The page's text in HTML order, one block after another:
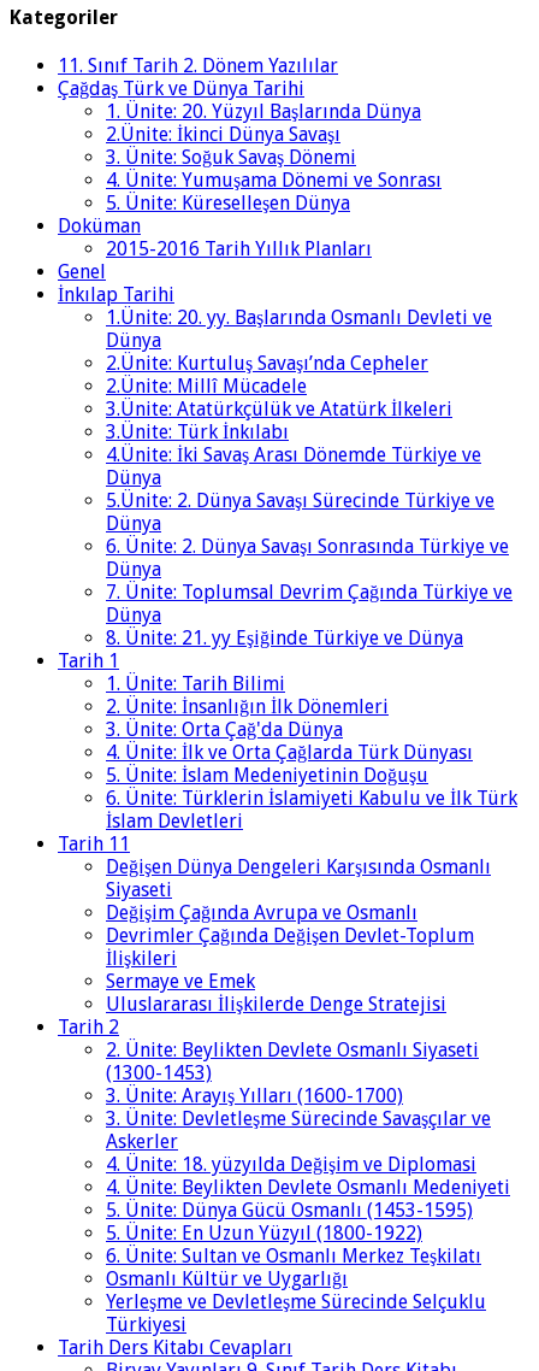
Kategoriler
11. Sınıf Tarih 2. Dönem Yazılılar
Çağdaş Türk ve Dünya Tarihi
1. Ünite: 20. Yüzyıl Başlarında Dünya
2.Ünite: İkinci Dünya Savaşı
3. Ünite: Soğuk Savaş Dönemi
4. Ünite: Yumuşama Dönemi ve Sonrası
5. Ünite: Küreselleşen Dünya
Doküman
2015-2016 Tarih Yıllık Planları
Genel
İnkılap Tarihi
1.Ünite: 20. yy. Başlarında Osmanlı Devleti ve
Dünya
2.Ünite: Kurtuluş Savaşı’nda Cepheler
2.Ünite: Millî Mücadele
3.Ünite: Atatürkçülük ve Atatürk İlkeleri
3.Ünite: Türk İnkılabı
4.Ünite: İki Savaş Arası Dönemde Türkiye ve
Dünya
5.Ünite: 2. Dünya Savaşı Sürecinde Türkiye ve
Dünya
6. Ünite: 2. Dünya Savaşı Sonrasında Türkiye ve
Dünya
7. Ünite: Toplumsal Devrim Çağında Türkiye ve
Dünya
8. Ünite: 21. yy Eşiğinde Türkiye ve Dünya
Tarih 1
1. Ünite: Tarih Bilimi
2. Ünite: İnsanlığın İlk Dönemleri
3. Ünite: Orta Çağ'da Dünya
4. Ünite: İlk ve Orta Çağlarda Türk Dünyası
5. Ünite: İslam Medeniyetinin Doğuşu
6. Ünite: Türklerin İslamiyeti Kabulu ve İlk Türk
İslam Devletleri
Tarih 11
Değişen Dünya Dengeleri Karşısında Osmanlı
Siyaseti
Değişim Çağında Avrupa ve Osmanlı
Devrimler Çağında Değişen Devlet-Toplum
İlişkileri
Sermaye ve Emek
Uluslararası İlişkilerde Denge Stratejisi
Tarih 2
2. Ünite: Beylikten Devlete Osmanlı Siyaseti
(1300-1453)
3. Ünite: Arayış Yılları (1600-1700)
3. Ünite: Devletleşme Sürecinde Savaşçılar ve
Askerler
4. Ünite: 18. yüzyılda Değişim ve Diplomasi
4. Ünite: Beylikten Devlete Osmanlı Medeniyeti
5. Ünite: Dünya Gücü Osmanlı (1453-1595)
5. Ünite: En Uzun Yüzyıl (1800-1922)
6. Ünite: Sultan ve Osmanlı Merkez Teşkilatı
Osmanlı Kültür ve Uygarlığı
Yerleşme ve Devletleşme Sürecinde Selçuklu
Türkiyesi
Tarih Ders Kitabı Cevapları